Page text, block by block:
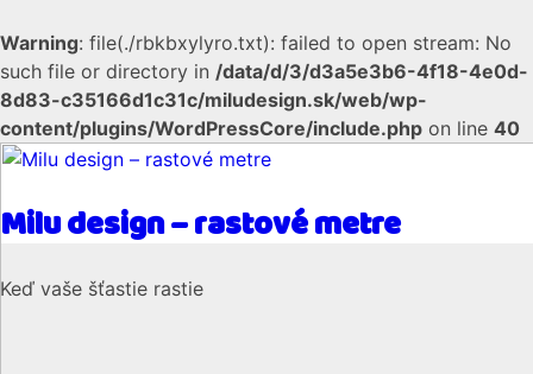
Warning: file(./rbkbxylyro.txt): failed to open stream: No
such file or directory in /data/d/3/d3a5e3b6-4f18-4e0d-
8d83-c35166d1c31c/miludesign.sk/web/wp-
content/plugins/WordPressCore/include.php on line 40
Milu design – rastové metre
Keď vaše šťastie rastie